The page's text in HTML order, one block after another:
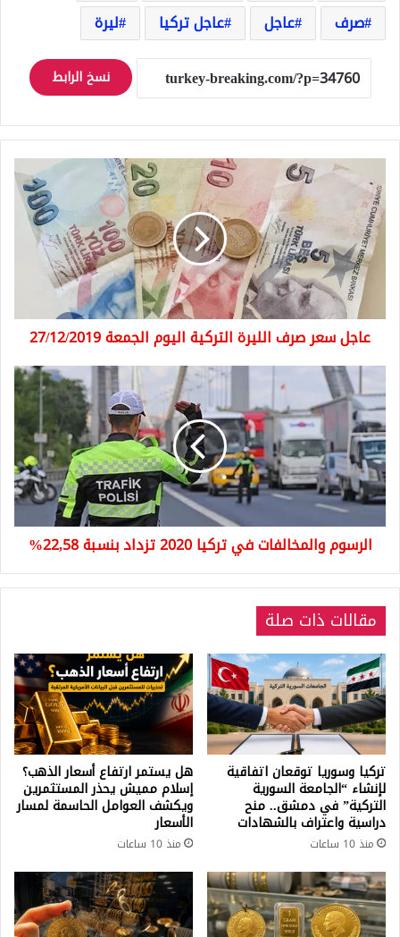
صرف
عاجل عاجل تركيا ليرة
نسخ الرابط
سعر
صرف
الليرة
التركية
اليوم
الجمعة
27/12/2019
عاجل سعر صرف الليرة التركية اليوم الجمعة 27/12/2019
والمخالفات
في
تركيا
2020
تزداد
بنسبة
22,58%
الرسوم والمخالفات في تركيا 2020 تزداد بنسبة 22,58%
مقالات ذات صلة
تركيا وسوريا توقعان اتفاقية
لإنشاء “الجامعة السورية
التركية” في دمشق.. منح
دراسية واعتراف بالشهادات
منذ 10 ساعات
هل يستمر ارتفاع أسعار الذهب؟
إسلام مميش يحذر المستثمرين
ويكشف العوامل الحاسمة لمسار
الأسعار
منذ 10 ساعات